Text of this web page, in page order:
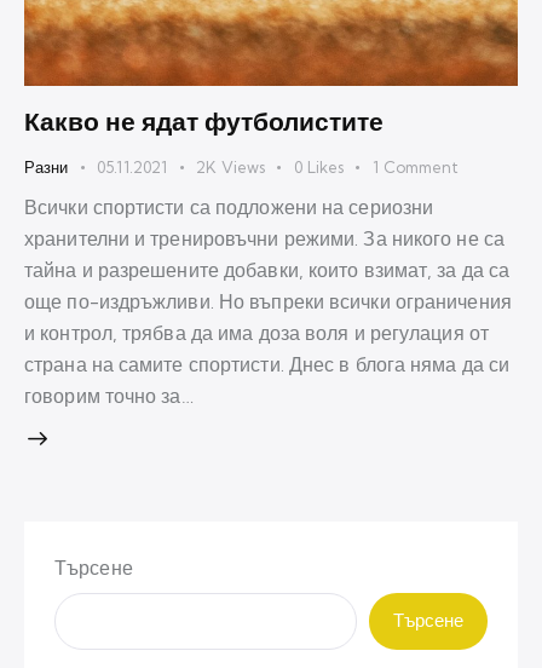
Какво не ядат футболистите
Разни 05.11.2021 2K Views 0 Likes 1 Comment
Всички спортисти са подложени на сериозни
хранителни и тренировъчни режими. За никого не са
тайна и разрешените добавки, които взимат, за да са
още по-издръжливи. Но въпреки всички ограничения
и контрол, трябва да има доза воля и регулация от
страна на самите спортисти. Днес в блога няма да си
говорим точно за…
Търсене
Търсене